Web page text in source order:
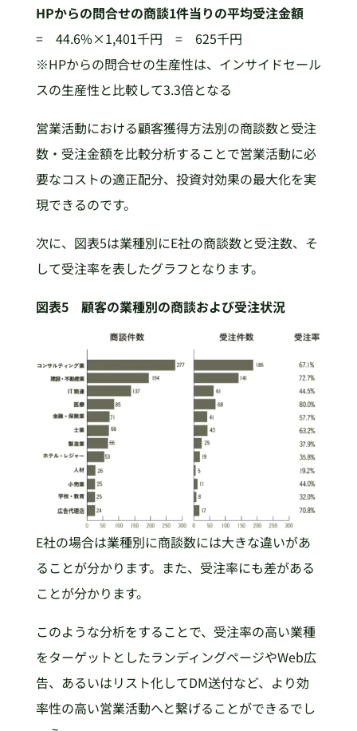
HPからの問合せの商談1件当りの平均受注金額
= 44.6%×1,401千円 = 625千円
※HPからの問合せの生産性は、インサイドセール
スの生産性と比較して3.3倍となる
営業活動における顧客獲得方法別の商談数と受注
数・受注金額を比較分析することで営業活動に必
要なコストの適正配分、投資対効果の最大化を実
現できるのです。
次に、図表5は業種別にE社の商談数と受注数、そ
して受注率を表したグラフとなります。
図表5 顧客の業種別の商談および受注状況
E社の場合は業種別に商談数には大きな違いがあ
ることが分かります。また、受注率にも差がある
ことが分かります。
このような分析をすることで、受注率の高い業種
をターゲットとしたランディングページやWeb広
告、あるいはリスト化してDM送付など、より効
率性の高い営業活動へと繋げることができるでし